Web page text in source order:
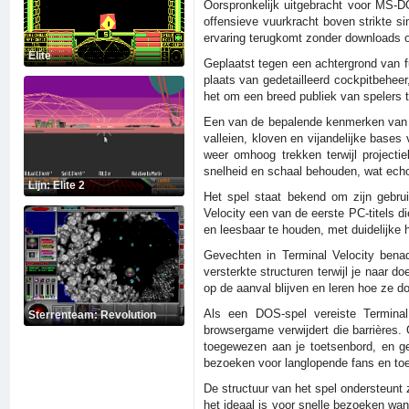
Elite
Lijn: Elite 2
Sterrenteam: Revolution
Oorspronkelijk uitgebracht voor MS-
offensieve vuurkracht boven strikte
ervaring terugkomt zonder downloads
Geplaatst tegen een achtergrond van
plaats van gedetailleerd
het om een breed publiek van
Een van de bepalende kenmerken
valleien, kloven en vijandelijke bases
weer omhoog trekken terwijl
snelheid en schaal behouden, wat
Het spel staat bekend om zijn
Velocity een van de eerste PC-titels
en leesbaar te houden, met duidelijke
Gevechten in Terminal Velocity
versterkte structuren terwijl je naar
op de aanval blijven en leren hoe ze
Als een DOS-spel vereiste
browsergame verwijdert die
toegewezen aan je toetsenbord, en
bezoeken voor langlopende fans en
De structuur van het spel
het ideaal is voor snelle bezoeken